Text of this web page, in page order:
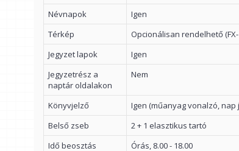
Névnapok
Igen
Térkép
Opcionálisan rendelhető (FX-
Jegyzet lapok
Igen
Jegyzetrész a
naptár oldalakon
Nem
Könyvjelző
Igen (műanyag vonalzó, nap
Belső zseb
2 + 1 elasztikus tartó
Idő beosztás
Órás, 8.00 - 18.00